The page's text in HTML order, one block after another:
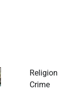
Religion
Crime